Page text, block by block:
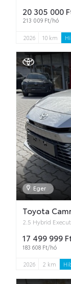
20 305 000
213 009 Ft/hó
2026 10 km
Eger
Toyota
2.5 Hybrid
17 499 999
183 608 Ft/hó
2026 2 km